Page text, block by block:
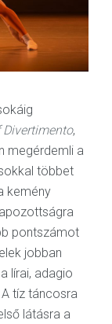
Divertimento,
megérdemli a
többet
kemény
pontszámot
jobban
lírai, adagio
tíz táncosra
látásra a